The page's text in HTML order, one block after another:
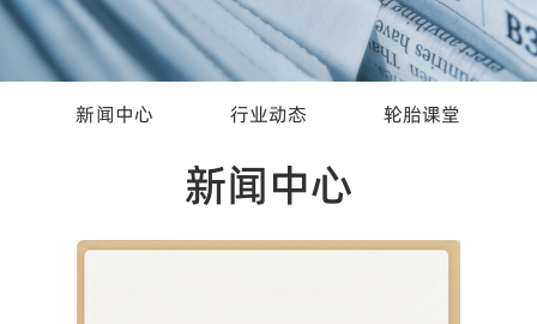
新闻中心 行业动态 轮胎课堂
新闻中心